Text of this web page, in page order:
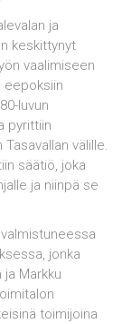
ja
keskittynyt
vaalimiseen
eepoksiin
luvun
pyrittiin
välille.
säätiö, joka
ja niinpä se
jonka
Markku
toimijoina